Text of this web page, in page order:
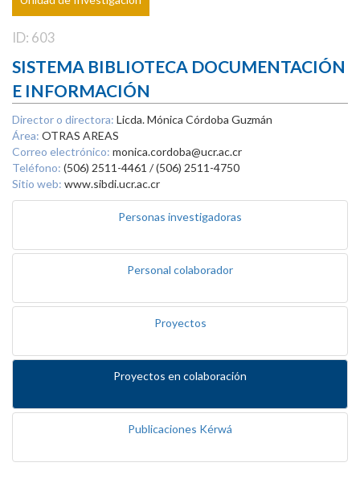
ID: 603
SISTEMA BIBLIOTECA DOCUMENTACIÓN
E INFORMACIÓN
Director o directora: Licda. Mónica Córdoba Guzmán
Área: OTRAS AREAS
Correo electrónico: monica.cordoba@ucr.ac.cr
Teléfono: (506) 2511-4461 / (506) 2511-4750
Sitio web: www.sibdi.ucr.ac.cr
Personas investigadoras
Personal colaborador
Proyectos
Proyectos en colaboración
Publicaciones Kérwá